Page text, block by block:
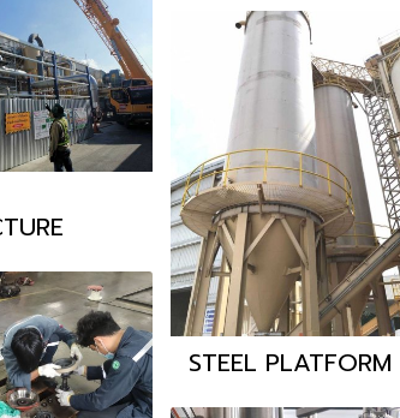
STEEL PLATFORM